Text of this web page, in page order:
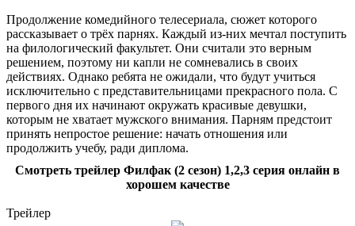
Продолжение комедийного телесериала, сюжет которого
рассказывает о трёх парнях. Каждый из-них мечтал поступить
на филологический факультет. Они считали это верным
решением, поэтому ни капли не сомневались в своих
действиях. Однако ребята не ожидали, что будут учиться
исключительно с представительницами прекрасного пола. С
первого дня их начинают окружать красивые девушки,
которым не хватает мужского внимания. Парням предстоит
принять непростое решение: начать отношения или
продолжить учебу, ради диплома.
Смотреть трейлер Филфак (2 сезон) 1,2,3 серия онлайн в
хорошем качестве
Трейлер